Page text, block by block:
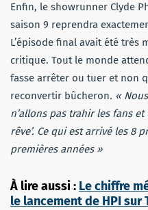
Enfin, le showrunner Clyde
saison 9 reprendra
L’épisode final avait été très
critique. Tout le monde
fasse arrêter ou tuer et non
reconvertir bûcheron. «
n’allons pas trahir les fans et
rêve’. Ce qui est arrivé les 8
premières années »
À lire aussi : Le chiffre
le lancement de HPI sur